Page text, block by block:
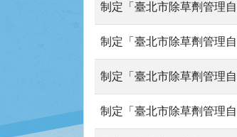
制定「臺北市除草劑管理自
制定「臺北市除草劑管理自
制定「臺北市除草劑管理自
制定「臺北市除草劑管理自